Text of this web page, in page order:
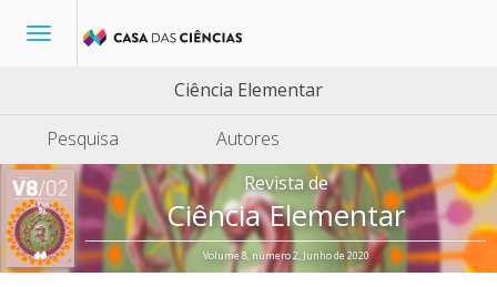
Toggle
Ciência Elementar
Pesquisa
Autores
Revista de
Ciência Elementar
Volume 8, número 2, Junho de 2020